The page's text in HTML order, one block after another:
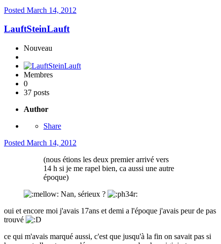
Posted March 14, 2012
LauftSteinLauft
Nouveau
Membres
0
37 posts
Author
Share
Posted March 14, 2012
(nous étions les deux premier arrivé vers
14 h si je me rapel bien, ca aussi une autre
époque)
Nan, sérieux ?
oui et encore moi j'avais 17ans et demi a l'époque j'avais peur de pas
trouvé
ce qui m'avais marqué aussi, c'est que jusqu'à la fin on savait pas si